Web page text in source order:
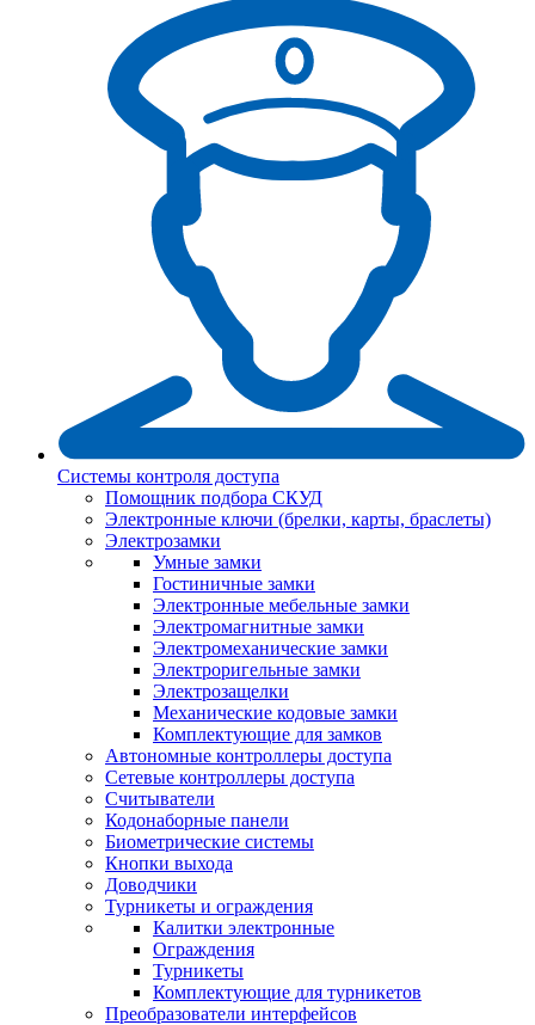
Системы контроля доступа
Помощник подбора СКУД
Электронные ключи (брелки, карты, браслеты)
Электрозамки
Умные замки
Гостиничные замки
Электронные мебельные замки
Электромагнитные замки
Электромеханические замки
Электроригельные замки
Электрозащелки
Механические кодовые замки
Комплектующие для замков
Автономные контроллеры доступа
Сетевые контроллеры доступа
Считыватели
Кодонаборные панели
Биометрические системы
Кнопки выхода
Доводчики
Турникеты и ограждения
Калитки электронные
Ограждения
Турникеты
Комплектующие для турникетов
Преобразователи интерфейсов